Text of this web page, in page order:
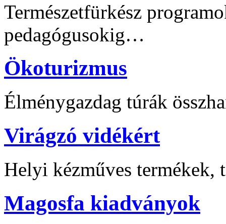
Természetfürkész
pedagógusokig…
Ökoturizmus
Élménygazdag túrák
Virágzó vidékért
Helyi kézműves
Magosfa kiadványok